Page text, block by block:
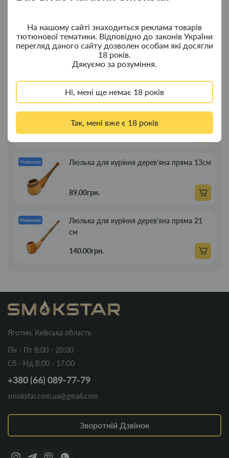
На нашому сайті знаходиться реклама товарів
тютюнової тематики. Відповідно до законів України
перегляд даного сайту дозволен особам які досягли
18 років.
Дякуємо за розуміння.
Ні, мені ще немає 18 років
Так, мені вже є 18 років
Новинка
Ковпак для водного "Граната Ф1" - ковпак
композит
Новинка
Портсигар для сигарет Focus із USB
269.00грн.
Новинка Люлька для куріння дерев'яна пряма 13см
89.00грн.
Новинка
Люлька для куріння дерев'яна пряма 21
см
140.00грн.
Яготин, Київська область
Пн - Пт 8:00 - 20:00
Сб - Нд 8:00 - 17:00
+380 (66) 089-77-79
smokstar.com.ua@gmail.com
Зворотній Дзвінок